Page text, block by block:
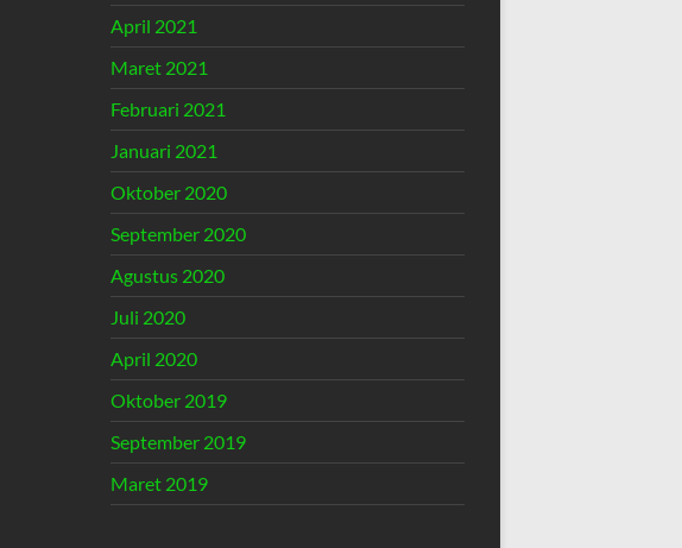
April 2021
Maret 2021
Februari 2021
Januari 2021
Oktober 2020
September 2020
Agustus 2020
Juli 2020
April 2020
Oktober 2019
September 2019
Maret 2019